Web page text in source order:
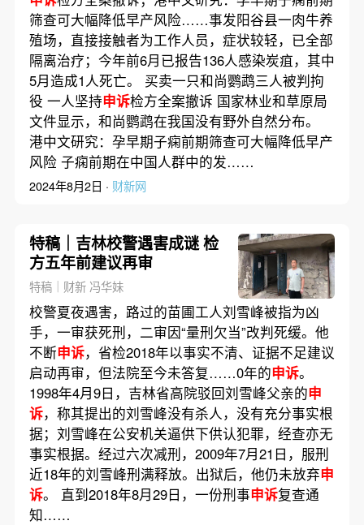
筛查可大幅降低早产风险……事发阳谷县一肉牛养
殖场，直接接触者为工作人员，症状较轻，已全部
隔离治疗；今年前6月已报告136人感染炭疽，其中
5月造成1人死亡。 买卖一只和尚鹦鹉三人被判拘
役 一人坚持申诉检方全案撤诉 国家林业和草原局
文件显示，和尚鹦鹉在我国没有野外自然分布。
港中文研究：孕早期子痫前期筛查可大幅降低早产
风险 子痫前期在中国人群中的发……
2024年8月2日 · 财新网
特稿｜吉林校警遇害成谜 检
方五年前建议再审
特稿｜财新 冯华妹
校警夏夜遇害，路过的苗圃工人刘雪峰被指为凶
手，一审获死刑，二审因“量刑欠当”改判死缓。他
不断申诉，省检2018年以事实不清、证据不足建议
启动再审，但法院至今未答复……0年的申诉。
1998年4月9日，吉林省高院驳回刘雪峰父亲的申
诉，称其提出的刘雪峰没有杀人，没有充分事实根
据；刘雪峰在公安机关逼供下供认犯罪，经查亦无
事实根据。经过六次减刑，2009年7月21日，服刑
近18年的刘雪峰刑满释放。出狱后，他仍未放弃申
诉。 直到2018年8月29日，一份刑事申诉复查通
知……